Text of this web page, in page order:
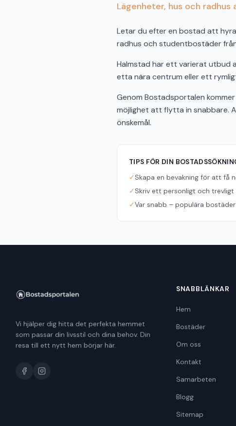
Lägenheter, hus och
Letar du efter en bostad att hyra
radhus och studentbostäder
Halmstad har ett varierat utbud
etta nära centrum eller ett
Genom Bostadsportalen
möjlighet att flytta in snabbare.
önskemål.
TIPS FÖR DIN
✓Skapa en bevakning för att få
✓Skriv ett personligt och
✓Var snabb – populära
Vi hjälper dig hitta det perfekta hemmet
som passar din livsstil och dina behov. Din
resa till ett nytt hem börjar här.
SNABBLÄNKAR
Hem
Bostäder
Om oss
Kontakt
Samarbeten
Blogg
Sitemap